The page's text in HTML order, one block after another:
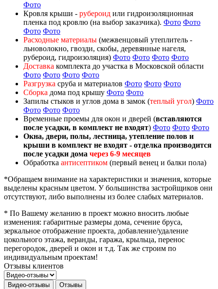
Фото
Кровля крыши - рубероид или гидроизоляционная
пленка под кровлю (на выбор заказчика). Фото Фото
Фото Фото
Расходные материалы (межвенцовый утеплитель -
льноволокно, гвозди, скобы, деревянные нагеля,
рубероид, гидроизоляция) Фото Фото Фото Фото
Доставка комплекта до участка в Московской области
Фото Фото Фото Фото
Разгрузка сруба и материалов Фото Фото Фото
Сборка дома под крышу Фото Фото
Запилы стыков и углов дома в замок (теплый угол) Фото
Фото Фото Фото
Временные проемы для окон и дверей (вставляются
после усадки, в комплект не входят) Фото Фото Фото
Окна, двери, полы, лестница, утепление полов и
крыши в комплект не входят - отделка производится
после усадки дома через 6-9 месяцев
Обработка антисептиком (первый венец и балки пола)
*Обращаем внимание на характеристики и значения, которые
выделены красным цветом. У большинства застройщиков они
отсутствуют, либо выполнены из более слабых материалов.
* По Вашему желанию в проект можно вносить любые
изменения: габаритные размеры дома, сечение бруса,
зеркальное отображение проекта, добавление/удаление
цокольного этажа, веранды, гаража, крыльца, перенос
перегородок, дверей и окон и т.д. Так же строим по
индивидуальным проектам!
Отзывы клиентов
Видео-отзывы Отзывы